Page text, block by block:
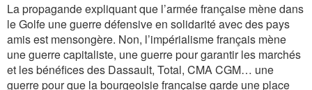
La propagande expliquant que l’armée française mène dans
le Golfe une guerre défensive en solidarité avec des pays
amis est mensongère. Non, l’impérialisme français mène
une guerre capitaliste, une guerre pour garantir les marchés
et les bénéfices des Dassault, Total, CMA CGM… une
guerre pour que la bourgeoisie française garde une place